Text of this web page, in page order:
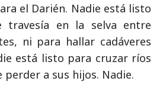
el Darién. Nadie está listo
travesía en la selva entre
ni para hallar cadáveres
está listo para cruzar ríos
perder a sus hijos. Nadie.